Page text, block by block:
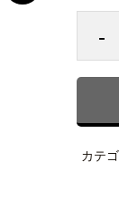
-
カテ